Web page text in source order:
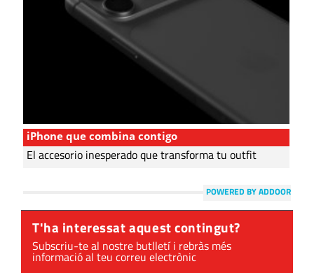
iPhone que combina contigo
El accesorio inesperado que transforma tu outfit
POWERED BY ADDOOR
T'ha interessat aquest contingut?
Subscriu-te al nostre butlletí i rebràs més
informació al teu correu electrònic